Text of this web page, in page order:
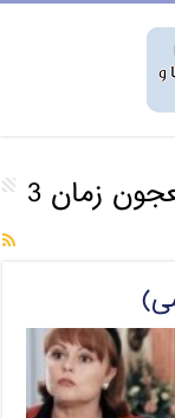
زمان 3